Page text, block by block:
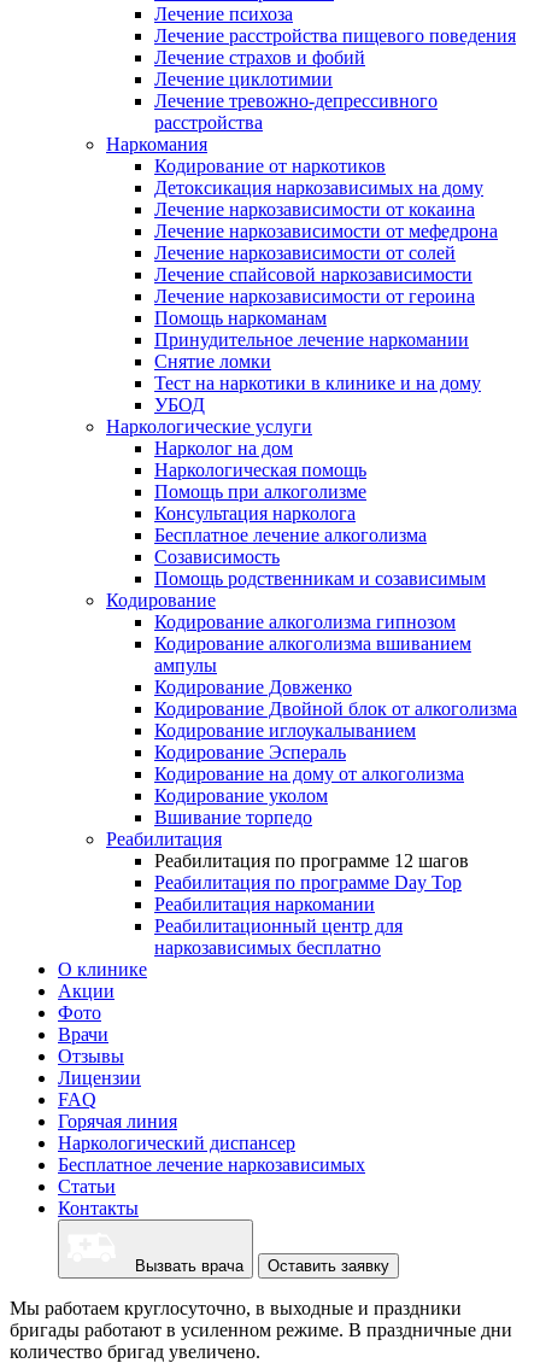
Лечение психоза
Лечение расстройства пищевого поведения
Лечение страхов и фобий
Лечение циклотимии
Лечение тревожно-депрессивного
расстройства
Наркомания
Кодирование от наркотиков
Детоксикация наркозависимых на дому
Лечение наркозависимости от кокаина
Лечение наркозависимости от мефедрона
Лечение наркозависимости от солей
Лечение спайсовой наркозависимости
Лечение наркозависимости от героина
Помощь наркоманам
Принудительное лечение наркомании
Снятие ломки
Тест на наркотики в клинике и на дому
УБОД
Наркологические услуги
Нарколог на дом
Наркологическая помощь
Помощь при алкоголизме
Консультация нарколога
Бесплатное лечение алкоголизма
Созависимость
Помощь родственникам и созависимым
Кодирование
Кодирование алкоголизма гипнозом
Кодирование алкоголизма вшиванием
ампулы
Кодирование Довженко
Кодирование Двойной блок от алкоголизма
Кодирование иглоукалыванием
Кодирование Эспераль
Кодирование на дому от алкоголизма
Кодирование уколом
Вшивание торпедо
Реабилитация
Реабилитация по программе 12 шагов
Реабилитация по программе Day Top
Реабилитация наркомании
Реабилитационный центр для
наркозависимых бесплатно
О клинике
Акции
Фото
Врачи
Отзывы
Лицензии
FAQ
Горячая линия
Наркологический диспансер
Бесплатное лечение наркозависимых
Статьи
Контакты
Вызвать врача Оставить заявку
Мы работаем круглосуточно, в выходные и праздники
бригады работают в усиленном режиме. В праздничные дни
количество бригад увеличено.